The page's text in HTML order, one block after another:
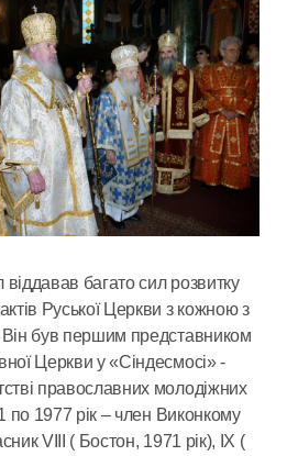
багато сил розвитку
Руської Церкви з кожною з
був першим представником
Церкви у «Сіндесмосі» -
православних молодіжних
по 1977 рік – член Виконкому
VIII ( Бостон, 1971 рік), ІХ (